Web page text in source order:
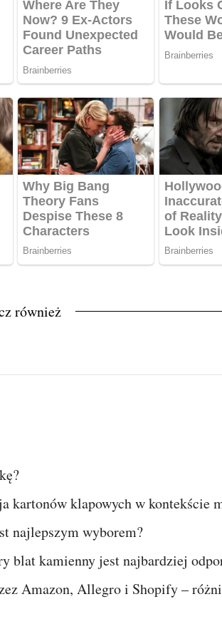
również
kartonów klapowych w kontekście
najlepszym wyborem?
blat kamienny jest najbardziej
Amazon, Allegro i Shopify –